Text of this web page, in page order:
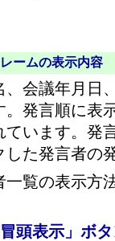
ームの表示内容
会議年月日
。発言順に表
ています。発
した発言者の
覧の表示方
頭表示」ボ